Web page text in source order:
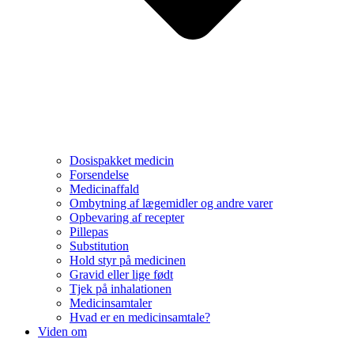
Dosispakket medicin
Forsendelse
Medicinaffald
Ombytning af lægemidler og andre varer
Opbevaring af recepter
Pillepas
Substitution
Hold styr på medicinen
Gravid eller lige født
Tjek på inhalationen
Medicinsamtaler
Hvad er en medicinsamtale?
Viden om